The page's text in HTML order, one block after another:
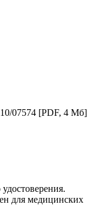
07574 [PDF, 4 Мб]
для медицинских